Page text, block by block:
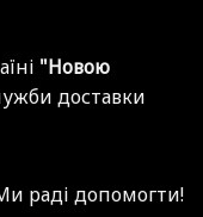
"Новою
доставки
раді допомогти!